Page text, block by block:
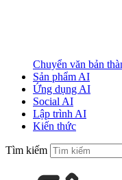
Chuyển văn bản
Sản phẩm AI
Ứng dụng AI
Social AI
Lập trình AI
Kiến thức
Tìm kiếm